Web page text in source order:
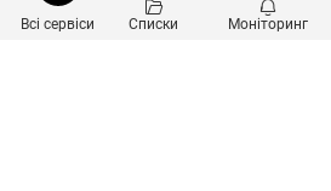
Всі сервіси Списки Моніторинг